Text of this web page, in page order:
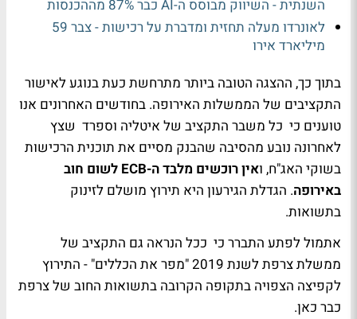
השנתית - השיווק מבוסס ה-AI כבר 87% מההכנסות
לאונרדו מעלה תחזית ומדברת על רכישות - צבר 59
מיליארד אירו
בתוך כך, ההצגה הטובה ביותר מתרחשת כעת בנוגע לאישור
התקציבים של הממשלות האירופה. בחודשים האחרונים אנו
טוענים כי כל משבר התקציב של איטליה וספרד שצץ
לאחרונה נובע מהסיבה שהבנק מסיים את תוכנית הרכישות
בשוקי האג"ח, ו
אין רוכשים מלבד ה-ECB לשום חוב
באירופה. הגדלת הגירעון היא תירוץ מושלם לזינוק
בתשואות.
אתמול לפתע התברר כי ככל הנראה גם התקציב של
ממשלת צרפת לשנת 2019 "מפר את הכללים" - התירוץ
לקפיצה הצפויה בתקופה הקרובה בתשואות החוב של צרפת
כבר כאן.